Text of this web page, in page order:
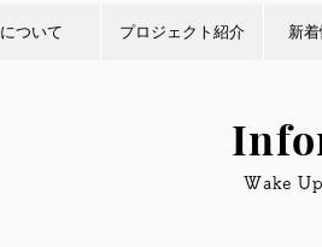
について プロジェクト紹介 新
​Wake